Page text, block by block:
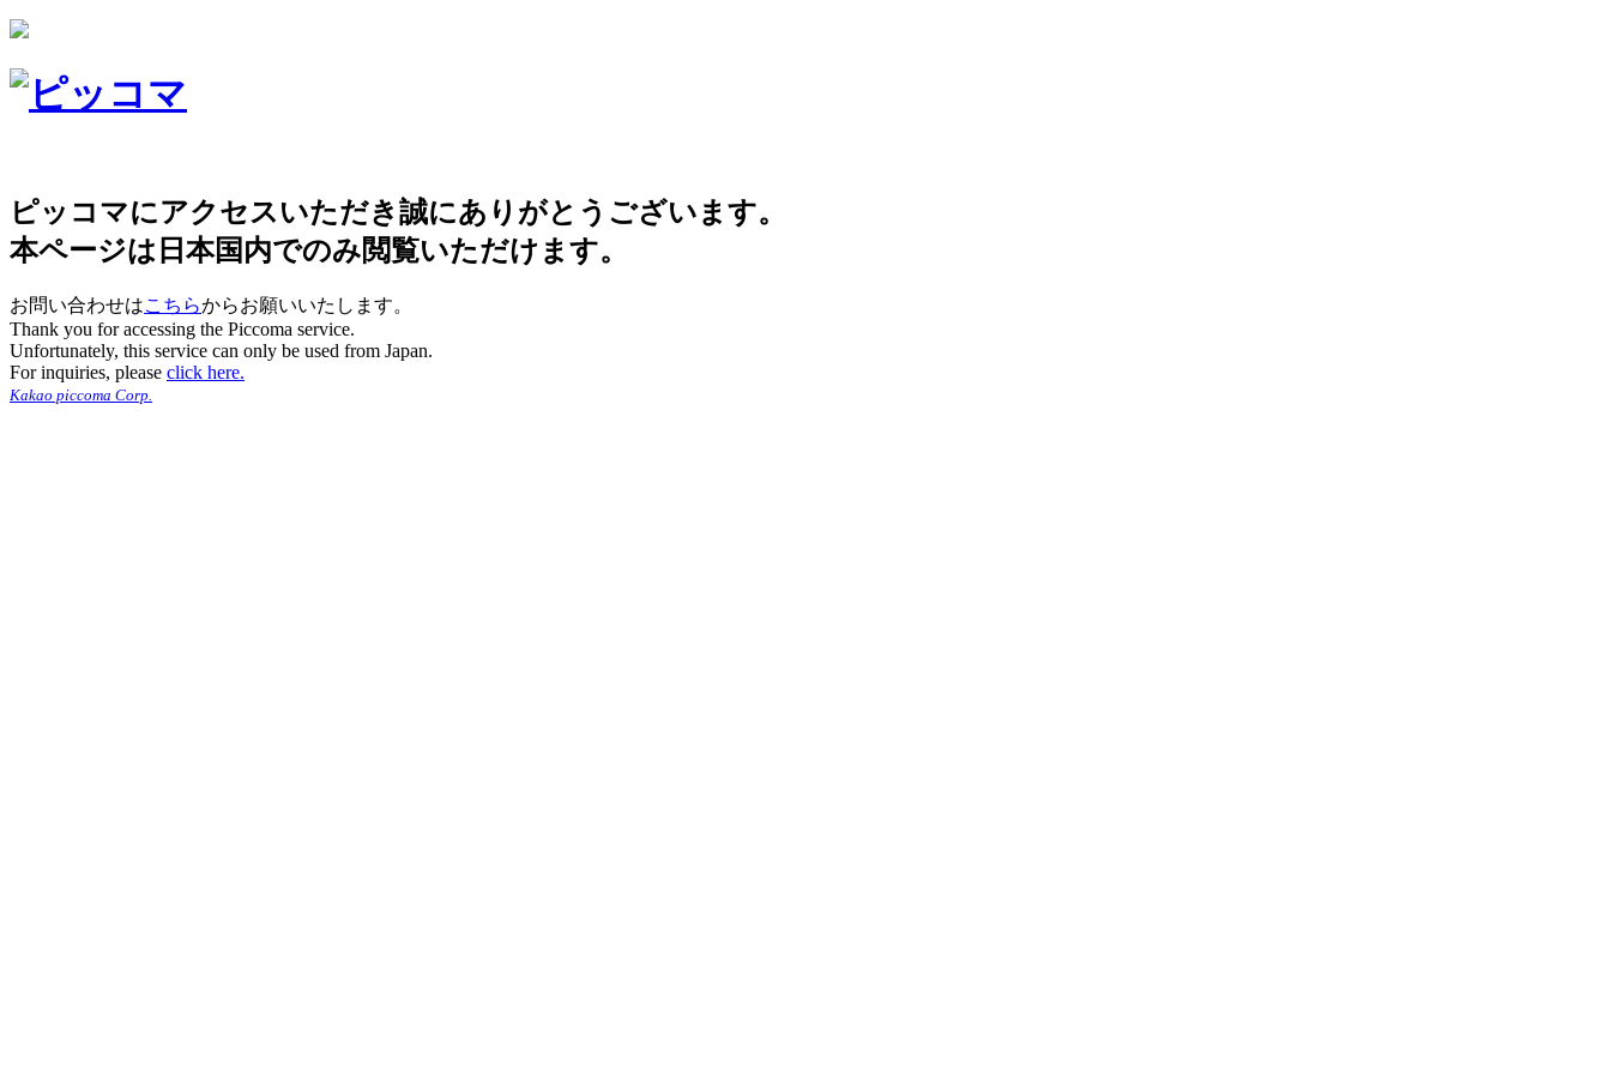
ピッコマにアクセスいただき誠にありがとうございます。
本ページは日本国内でのみ閲覧いただけます。
お問い合わせはこちらからお願いいたします。
Thank you for accessing the Piccoma service.
Unfortunately, this service can only be used from Japan.
For inquiries, please click here.
Kakao piccoma Corp.